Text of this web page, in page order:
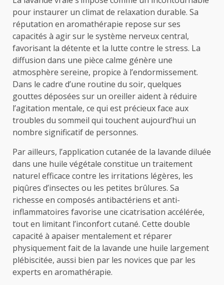
pour instaurer un climat de relaxation durable. Sa
réputation en aromathérapie repose sur ses
capacités à agir sur le système nerveux central,
favorisant la détente et la lutte contre le stress. La
diffusion dans une pièce calme génère une
atmosphère sereine, propice à l’endormissement.
Dans le cadre d’une routine du soir, quelques
gouttes déposées sur un oreiller aident à réduire
l’agitation mentale, ce qui est précieux face aux
troubles du sommeil qui touchent aujourd’hui un
nombre significatif de personnes.
Par ailleurs, l’application cutanée de la lavande diluée
dans une huile végétale constitue un traitement
naturel efficace contre les irritations légères, les
piqûres d’insectes ou les petites brûlures. Sa
richesse en composés antibactériens et anti-
inflammatoires favorise une cicatrisation accélérée,
tout en limitant l’inconfort cutané. Cette double
capacité à apaiser mentalement et réparer
physiquement fait de la lavande une huile largement
plébiscitée, aussi bien par les novices que par les
experts en aromathérapie.